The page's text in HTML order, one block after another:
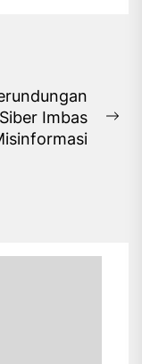
Siber Imbas